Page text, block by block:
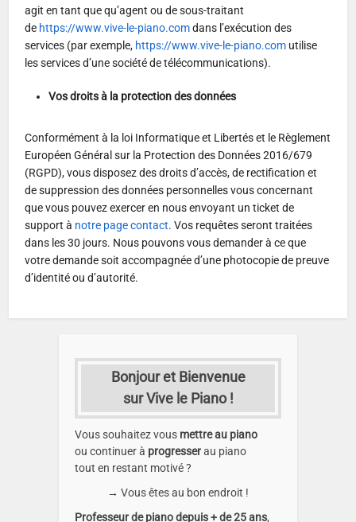
agit en tant que qu’agent ou de sous-traitant
de https://www.vive-le-piano.comdans l’exécution des
services (par exemple, https://www.vive-le-piano.com utilise
les services d’une société de télécommunications).
Vos droits à la protection des données
Conformément à la loi Informatique et Libertés et le Règlement
Européen Général sur la Protection des Données 2016/679
(RGPD), vous disposez des droits d’accès, de rectification et
de suppression des données personnelles vous concernant
que vous pouvez exercer en nous envoyant un ticket de
support à notre page contact. Vos requêtes seront traitées
dans les 30 jours. Nous pouvons vous demander à ce que
votre demande soit accompagnée d’une photocopie de preuve
d’identité ou d’autorité.
Bonjour et Bienvenue
sur Vive le Piano !
Vous souhaitez vous mettre au piano
ou continuer à progresserau piano
tout en restant motivé ?
→ Vous êtes au bon endroit !
Professeur de piano depuis + de 25 ans,